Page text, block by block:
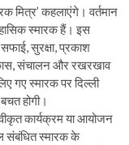
मित्र’ कहलाएंगे। वर्तमान
स्मारक हैं। इस
सुरक्षा, प्रकाश
संचालन और रखरखाव
गए स्मारक पर दिल्ली
होगी।
कार्यक्रम या आयोजन
संबंधित स्मारक के